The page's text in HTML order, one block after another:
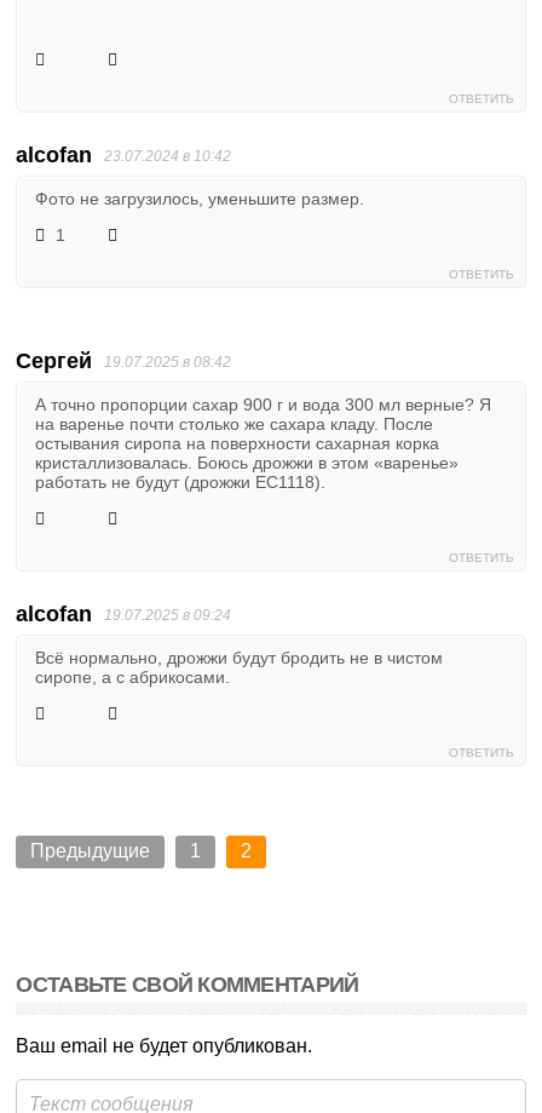
ОТВЕТИТЬ
alcofan 23.07.2024 в 10:42
Фото не загрузилось, уменьшите размер.
1
ОТВЕТИТЬ
Сергей 19.07.2025 в 08:42
А точно пропорции сахар 900 г и вода 300 мл верные? Я
на варенье почти столько же сахара кладу. После
остывания сиропа на поверхности сахарная корка
кристаллизовалась. Боюсь дрожжи в этом «варенье»
работать не будут (дрожжи EC1118).
ОТВЕТИТЬ
alcofan 19.07.2025 в 09:24
Всё нормально, дрожжи будут бродить не в чистом
сиропе, а с абрикосами.
ОТВЕТИТЬ
Предыдущие 1 2
ОСТАВЬТЕ СВОЙ КОММЕНТАРИЙ
Ваш email не будет опубликован.